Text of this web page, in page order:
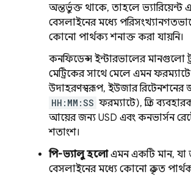
অন্তর্ভুক্ত থাকে, তাহলে ভ্যারিয়েন্ট
বেসলাইনের মধ্যে
কোনো পার্থক্য শনাক্ত করা যায়নি।
কনফিডেন্স ইন্টারভালের মানগুলো
মেট্রিকের সাথে মেলে এমন ফরম্যাটে
উদাহরণস্বরূপ, ইউজার রিটেনশনের
HH:MM:SS ফরম্যাটে), প্রতি
আয়ের জন্য USD এবং কনভার্সন
শতাংশ।
পি-ভ্যালু হলোএমন একটি মান, যা
বেসলাইনের মধ্যে কোনো প্রকৃত